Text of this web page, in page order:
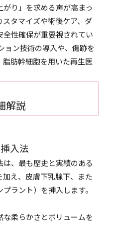
り」を求める声が高まっ
タマイズや術後ケア、ダ
性確保が重要視されてい
ョン技術の導入や、傷跡を
肪幹細胞を用いた再生医
解説
入法
、最も歴史と実績のある
え、皮膚下乳腺下、また
ラント）を挿入します。
な柔らかさとボリュームを